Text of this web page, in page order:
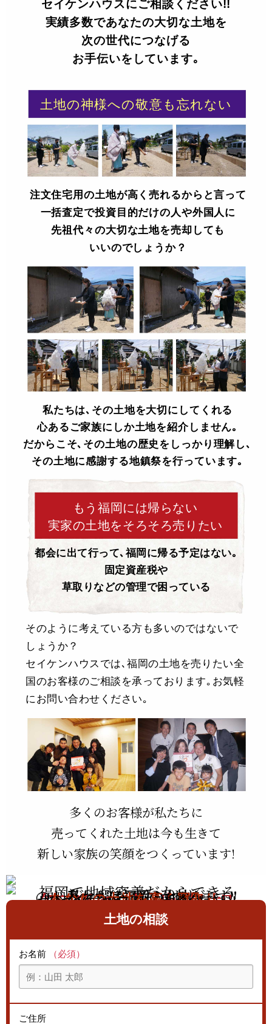
セイケンハウスにご相談ください!!
実績多数であなたの大切な土地を
次の世代につなげる
お手伝いをしています｡
土地の神様への敬意も忘れない
注文住宅用の土地が高く売れるからと言って
一括査定で投資目的だけの人や外国人に
先祖代々の大切な土地を売却しても
いいのでしょうか？
私たちは､その土地を大切にしてくれる
心あるご家族にしか土地を紹介しません｡
だからこそ､その土地の歴史をしっかり理解し､
その土地に感謝する地鎮祭を行っています｡
もう福岡には帰らない
実家の土地をそろそろ売りたい
都会に出て行って､福岡に帰る予定はない｡
固定資産税や
草取りなどの管理で困っている
そのように考えている方も多いのではないで
しょうか？
セイケンハウスでは､福岡の土地を売りたい全
国のお客様のご相談を承っております｡お気軽
にお問い合わせください｡
多くのお客様が私たちに
売ってくれた土地は今も生きて
新しい家族の笑顔をつくっています!
福岡で地域密着だからできる
笑顔の土地売却
のドラマがそこにはあります!!
私たちは福岡の土地を
ちゃんとした人たちに
あなたの土地を高く買取り､
生きた注文住宅用の土地に変える
仕事をしています
ぜひセイケンハウスにご相談ください!
土地の相談
お名前 （必須）
ご住所